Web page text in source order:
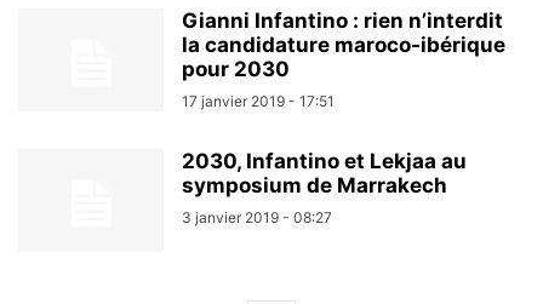
Gianni Infantino : rien n’interdit
la candidature maroco-ibérique
pour 2030
17 janvier 2019 - 17:51
2030, Infantino et Lekjaa au
symposium de Marrakech
3 janvier 2019 - 08:27